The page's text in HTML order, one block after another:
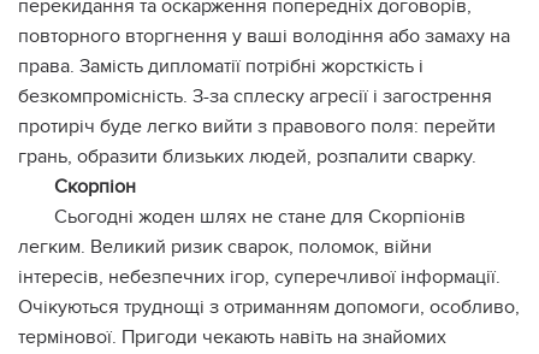
перекидання та оскарження попередніх договорів,
повторного вторгнення у ваші володіння або замаху на
права. Замість дипломатії потрібні жорсткість і
безкомпромісність. З-за сплеску агресії і загострення
протиріч буде легко вийти з правового поля: перейти
грань, образити близьких людей, розпалити сварку.
Скорпіон
Сьогодні жоден шлях не стане для Скорпіонів
легким. Великий ризик сварок, поломок, війни
інтересів, небезпечних ігор, суперечливої інформації.
Очікуються труднощі з отриманням допомоги, особливо,
термінової. Пригоди чекають навіть на знайомих